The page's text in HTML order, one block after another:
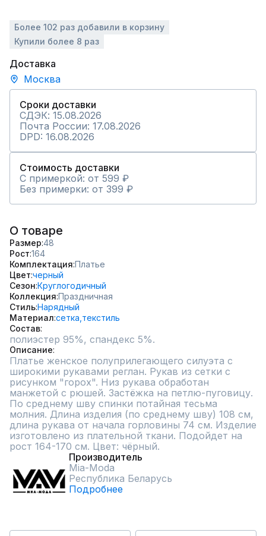
Более 102 раз добавили в корзину
Купили более 8 раз
Доставка
Москва
Сроки доставки
СДЭК: 15.08.2026
Почта России: 17.08.2026
DPD: 16.08.2026
Стоимость доставки
С примеркой: от 599 ₽
Без примерки: от 399 ₽
О товаре
Размер 48
Рост 164
Комплектация Платье
Цвет черный
Сезон Круглогодичный
Коллекция Праздничная
СтильНарядный
Материал сетка, текстиль
Состав
полиэстер 95%, спандекс 5%.
Описание
Платье женское полуприлегающего силуэта с
широкими рукавами реглан. Рукав из сетки с
рисунком "горох". Низ рукава обработан
манжетой с рюшей. Застёжка на петлю-пуговицу.
По среднему шву спинки потайная тесьма
молния. Длина изделия (по среднему шву) 108 см,
длина рукава от начала горловины 74 см. Изделие
изготовлено из плательной ткани. Подойдет на
рост 164-170 см. Цвет: чёрный.
Производитель
Mia-Moda
Республика Беларусь
Подробнее